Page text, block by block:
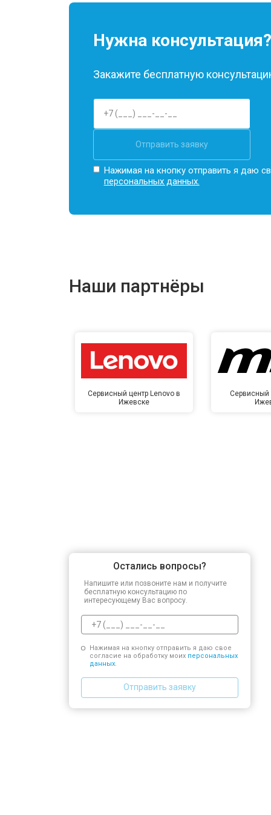
Нужна консультация?
Закажите бесплатную
Отправить заявку
Нажимая на кнопку отправить я даю
персональных данных.
Наши партнёры
Сервисный центр Lenovo в
Ижевске
Сервисный
Остались вопросы?
Напишите или позвоните нам и получите
бесплатную консультацию по
интересующему Вас вопросу.
Нажимая на кнопку отправить я даю свое
согласие на обработку моих персональных
данных.
Отправить заявку